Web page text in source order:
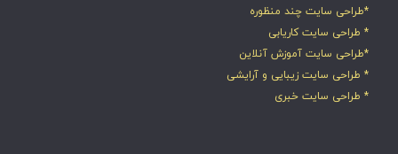
*طراحی سایت چند منظوره
* طراحی سایت کاریابی
*طراحی سایت آموزش آنلاین
* طراحی سایت زیبایی و آرایشی
* طراحی سایت خبری